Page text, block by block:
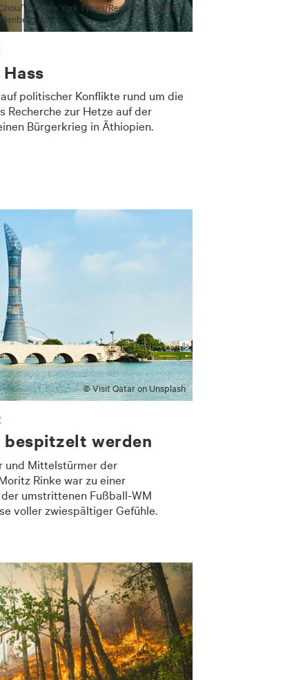
​The New York Times/​Redux/​laif; Kerstin
(l.)
politischer Konflikte rund um die
Recherche zur Hetze auf der
Bürgerkrieg in Äthiopien.
© Visit Qatar on Unsplash
bespitzelt werden
und Mittelstürmer der
Rinke war zu einer
umstrittenen Fußball-WM
voller zwiespältiger Gefühle.